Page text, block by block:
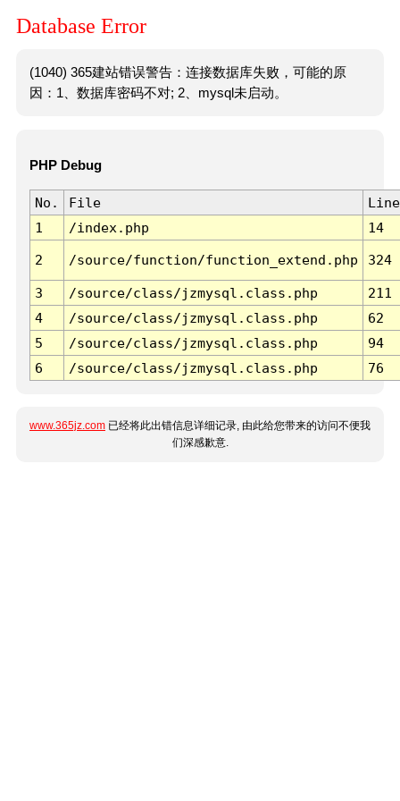
Database Error
(1040) 365建站错误警告：连接数据库失败，可能的原
因：1、数据库密码不对; 2、mysql未启动。
PHP Debug
No. File
Line
1
/index.php 14
2 /source/function/function_extend.php 324
3 /source/class/jzmysql.class.php
211
4
/source/class/jzmysql.class.php
62
5
/source/class/jzmysql.class.php
94
6
/source/class/jzmysql.class.php 76
www.365jz.com 已经将此出错信息详细记录, 由此给您带来的访问不便我
们深感歉意.